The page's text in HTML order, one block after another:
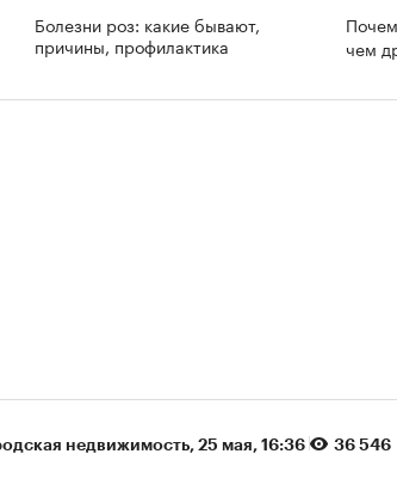
Болезни роз: какие бывают,
причины, профилактика
чем
недвижимость⁠, 25 мая, 16:36
36 546